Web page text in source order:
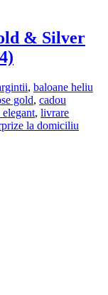
& Silver
, baloane heliu
gold, cadou
elegant, livrare
la domiciliu